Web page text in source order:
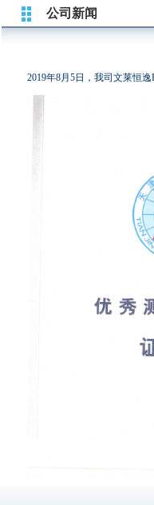
公司新闻
2019年8月5日，我司文莱恒